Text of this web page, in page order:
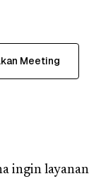
Meeting
ingin layanan